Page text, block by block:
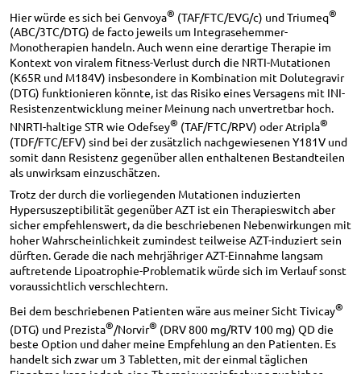
Hier würde es sich bei Genvoya® (TAF/FTC/EVG/c) und Triumeq®
(ABC/3TC/DTG) de facto jeweils um Integrasehemmer-
Monotherapien handeln. Auch wenn eine derartige Therapie im
Kontext von viralem fitness-Verlust durch die NRTI-Mutationen
(K65R und M184V) insbesondere in Kombination mit Dolutegravir
(DTG) funktionieren könnte, ist das Risiko eines Versagens mit INI-
Resistenzentwicklung meiner Meinung nach unvertretbar hoch.
NNRTI-haltige STR wie Odefsey® (TAF/FTC/RPV) oder Atripla®
(TDF/FTC/EFV) sind bei der zusätzlich nachgewiesenen Y181V und
somit dann Resistenz gegenüber allen enthaltenen Bestandteilen
als unwirksam einzuschätzen.
Trotz der durch die vorliegenden Mutationen induzierten
Hypersuszeptibilität gegenüber AZT ist ein Therapieswitch aber
sicher empfehlenswert, da die beschriebenen Nebenwirkungen mit
hoher Wahrscheinlichkeit zumindest teilweise AZT-induziert sein
dürften. Gerade die nach mehrjähriger AZT-Einnahme langsam
auftretende Lipoatrophie-Problematik würde sich im Verlauf sonst
voraussichtlich verschlechtern.
Bei dem beschriebenen Patienten wäre aus meiner Sicht Tivicay®
(DTG) und Prezista®/Norvir® (DRV 800 mg/RTV 100 mg) QD die
beste Option und daher meine Empfehlung an den Patienten. Es
handelt sich zwar um 3 Tabletten, mit der einmal täglichen